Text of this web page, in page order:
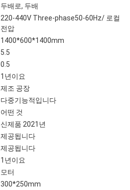
두배로, 두배
220-440V Three-phase50-60Hz/ 로컬
전압
1400*600*1400mm
5.5
0.5
1년이요
제조 공장
다중기능적입니다
어떤 것
신제품 2021년
제공됩니다
제공됩니다
1년이요
모터
300*250mm